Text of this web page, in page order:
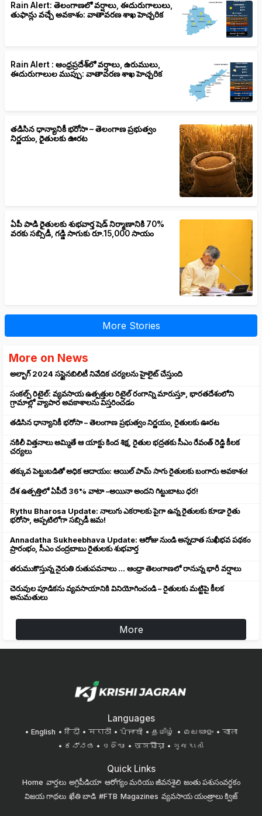
Rain Alert: తెలంగాణలో వర్షాలు, ఈదురుగాలులు,
తుఫాన్లు వచ్చే అవకాశం: వాతావరణ శాఖ హెచ్చరిక
Rain Alert : ఆంధ్రప్రదేశ్‌లో వర్షాలు, ఉరుములు,
ఈదురుగాలుల ముప్పు: వాతావరణ శాఖ హెచ్చరిక
తడిసిన ధాన్యానికీ భరోసా – తెలంగాణ ప్రభుత్వం
నిర్ణయం, రైతులకు ఊరట
ఏపీ పాడి రైతులకు శుభవార్త షెడ్ నిర్మాణానికి 70%
వరకు సబ్సిడీ, గడ్డి సాగుకు రూ.15,000 సాయం
More Stories
More on News
అల్బాగ్ 2024 సస్టైనబిలిటీ నివేదిక చర్యలను హైలైట్ చేస్తుంది
సంకల్ప్ రిటైల్: వ్యవసాయ ఉత్పత్తుల రిటైల్ రంగాన్ని మారుస్తూ, భారతదేశంలోని
గ్రామాల్లో వ్యాపార అవకాశాలను విస్తరించడం
తడిసిన ధాన్యానికీ భరోసా – తెలంగాణ ప్రభుత్వం నిర్ణయం, రైతులకు ఊరట
నకిలీ విత్తనాలు అమ్మితే ఆ యాక్టు కింద శిక్ష, రైతుల భద్రతకు సీఎం రేవంత్ రెడ్డి కీలక
చర్యలు
తక్కువ పెట్టుబడితో అధిక ఆదాయం: ఆయిల్ పామ్ సాగు రైతులకు బంగారు అవకాశం!
దేశ ఉత్పత్తిలో ఏపీదే 36% వాటా –అయినా అందని గిట్టుబాటు ధర!
Rythu Bharosa Update: నాలుగు ఎకరాలకు పైగా ఉన్న రైతులకు కూడా రైతు
భరోసా, అప్పటిలోగా సబ్సిడీ జమ!
Annadatha Sukheebhava Update: ఆరోజు నుండి అన్నదాత సుఖీభవ పథకం
ప్రారంభం, సీఎం చంద్రబాబు రైతులకు శుభవార్త
తరుముకొస్తున్న నైరుతి రుతుపవనాలు ... ఆంధ్రా తెలంగాణలో రానున్న భారీ వర్షాలు
చెరువుల పూడికను వ్యవసాయానికి వినియోగించండి – రైతులకు మట్టిపై కీలక
అనుమతులు
More
Languages
English हिंदी मराठी ਪੰਜਾਬੀ தமிழ் മലയാളം
বাংলা
ಕನ್ನಡ
ଓଡିଆ অসমীয়া ગુજરાતી
Quick Links
Home వార్తలు అగ్రిపీడియా ఆరోగ్యం మరియు జీవనశైలి జంతు పశుసంవర్ధకం
విజయ గాథలు ఖేతి బాడి #FTB Magazines వ్యవసాయ యంత్రాలు క్విజ్